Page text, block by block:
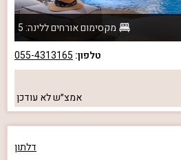
מקסימום אורחים ללינה: 5
טלפון: 055-4313165
אמצ״שלא עודכן
דלתון